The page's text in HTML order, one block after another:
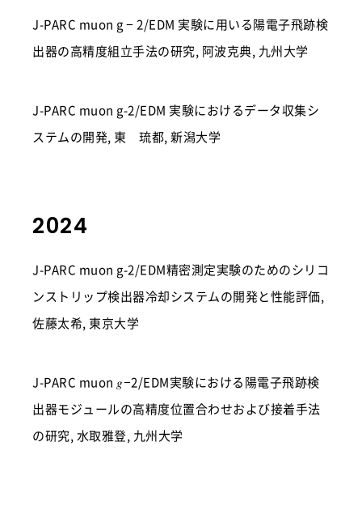
J-PARC muon g − 2/EDM 実験に用いる陽電子飛跡検
出器の高精度組立手法の研究, 阿波克典, 九州大学
J-PARC muon g-2/EDM 実験におけるデータ収集シ
ステムの開発, 東 琉都, 新潟大学
2024
J-PARC muon g-2/EDM精密測定実験のためのシリコ
ンストリップ検出器冷却システムの開発と性能評価,
佐藤太希, 東京大学
J-PARC muon 𝑔−2/EDM実験における陽電子飛跡検
出器モジュールの高精度位置合わせおよび接着手法
の研究, 水取雅登, 九州大学